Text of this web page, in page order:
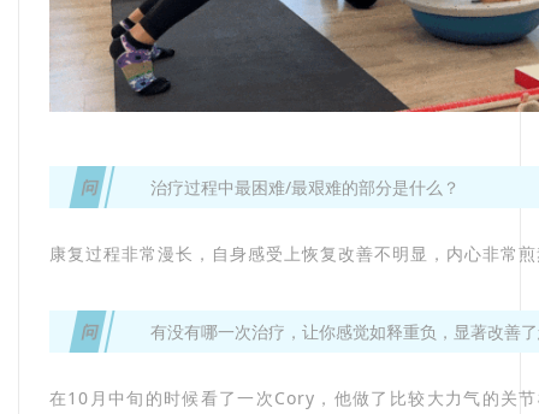
问 治疗过程中最困难/最艰难的部分是什么？
康复过程非常漫长，自身感受上恢复改善不明显，内心非常
问 有没有哪一次治疗，让你感觉如释重负，显著改善
在10月中旬的时候看了一次Cory，他做了比较大力气的关